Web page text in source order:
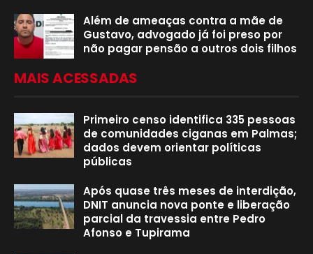
Além de ameaças contra a mãe de
Gustavo, advogado já foi preso por
não pagar pensão a outros dois filhos
MAIS ACESSADAS
Primeiro censo identifica 335 pessoas
de comunidades ciganas em Palmas;
dados devem orientar políticas
públicas
Após quase três meses de interdição,
DNIT anuncia nova ponte e liberação
parcial da travessia entre Pedro
Afonso e Tupirama